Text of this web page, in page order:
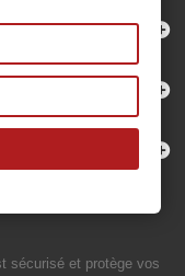
sécurisé et protège vos